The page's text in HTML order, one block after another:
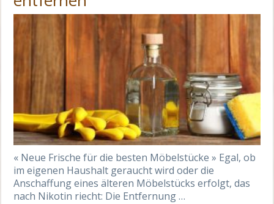
« Neue Frische für die besten Möbelstücke » Egal, ob
im eigenen Haushalt geraucht wird oder die
Anschaffung eines älteren Möbelstücks erfolgt, das
nach Nikotin riecht: Die Entfernung …